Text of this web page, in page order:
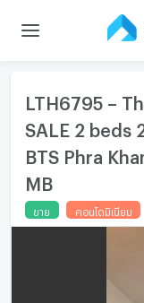
LTH6795 –
SALE 2 beds
BTS Phra
MB
ขาย คอนโดมิเนียม